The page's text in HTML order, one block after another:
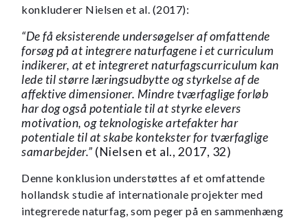
konkluderer Nielsen et al. (2017):
“De få eksisterende undersøgelser af omfattende
forsøg på at integrere naturfagene i et curriculum
indikerer, at et integreret naturfagscurriculum kan
lede til større læringsudbytte og styrkelse af de
affektive dimensioner. Mindre tværfaglige forløb
har dog også potentiale til at styrke elevers
motivation, og teknologiske artefakter har
potentiale til at skabe kontekster for tværfaglige
samarbejder.” (Nielsen et al., 2017, 32)
Denne konklusion understøttes af et omfattende
hollandsk studie af internationale projekter med
integrerede naturfag, som peger på en sammenhæng